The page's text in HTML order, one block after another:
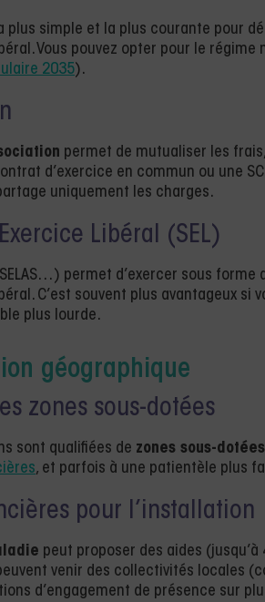
plus simple et la plus courante pour
Vous pouvez opter pour le
2035).
permet de mutualiser les
d’exercice en commun ou une
uniquement les charges.
Libéral (SEL)
SELAS…) permet d’exercer sous
C’est souvent plus avantageux si
plus lourde.
géographique
zones sous-dotées
sont qualifiées de zones sous-dotées
, et parfois à une patientèle plus
pour l’installation
peut proposer des aides
venir des collectivités locales
d’engagement de présence sur